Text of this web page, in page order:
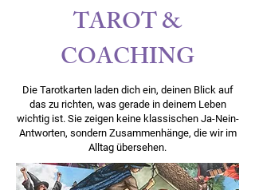
TAROT &
COACHING
Die Tarotkarten laden dich ein, deinen Blick auf
das zu richten, was gerade in deinem Leben
wichtig ist. Sie zeigen keine klassischen Ja-Nein-
Antworten, sondern Zusammenhänge, die wir im
Alltag übersehen.